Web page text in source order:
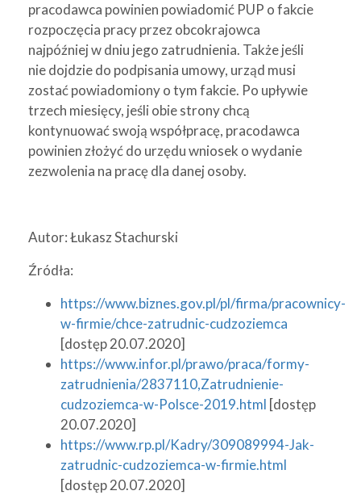
pracodawca powinien powiadomić PUP o fakcie
rozpoczęcia pracy przez obcokrajowca
najpóźniej w dniu jego zatrudnienia. Także jeśli
nie dojdzie do podpisania umowy, urząd musi
zostać powiadomiony o tym fakcie. Po upływie
trzech miesięcy, jeśli obie strony chcą
kontynuować swoją współpracę, pracodawca
powinien złożyć do urzędu wniosek o wydanie
zezwolenia na pracę dla danej osoby.
Autor: Łukasz Stachurski
Źródła:
https://www.biznes.gov.pl/pl/firma/pracownicy-
w-firmie/chce-zatrudnic-cudzoziemca
[dostęp 20.07.2020]
https://www.infor.pl/prawo/praca/formy-
zatrudnienia/2837110,Zatrudnienie-
cudzoziemca-w-Polsce-2019.html [dostęp
20.07.2020]
https://www.rp.pl/Kadry/309089994-Jak-
zatrudnic-cudzoziemca-w-firmie.html
[dostęp 20.07.2020]